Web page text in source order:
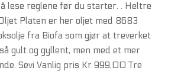
lese reglene før du starter. . Heltre
Platen er her oljet med 8683
fra Biofa som gjør at treverket
gult og gyllent, men med et mer
Sevi Vanlig pris Kr 999,00 Tre